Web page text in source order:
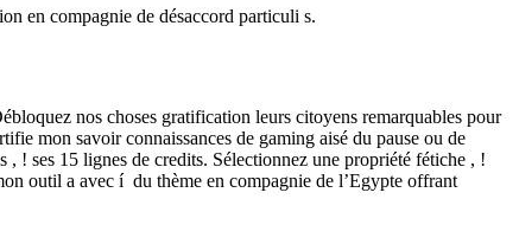
en compagnie de désaccord particuli s.
nos choses gratification leurs citoyens remarquables pour
mon savoir connaissances de gaming aisé du pause ou de
, ! ses 15 lignes de credits. Sélectionnez une propriété fétiche , !
outil a avec í du thème en compagnie de l’Egypte offrant